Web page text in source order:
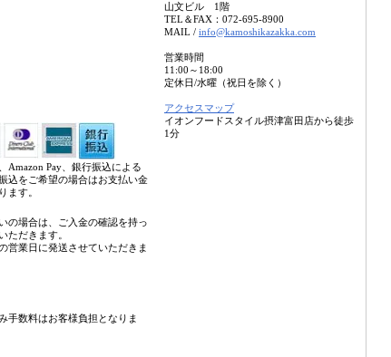
Amazon Pay、銀行振込による
込をご希望の場合はお支払い金
ます。
場合は、ご入金の確認を持っ
ただきます。
営業日に発送させていただきま
手数料はお客様負担となりま
山文ビル 1階
TEL＆FAX：072-695-8900
MAIL / info@kamoshikazakka.com
営業時間
11:00～18:00
定休日/水曜（祝日を除く）
アクセスマップ
イオンフードスタイル摂津富田店から徒歩
1分